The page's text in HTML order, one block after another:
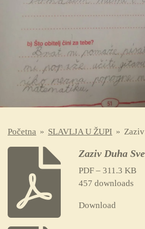
Početna » SLAVLJA U ŽUPI »
Zaziv Duha
PDF – 311.3 KB
457 downloads
Download